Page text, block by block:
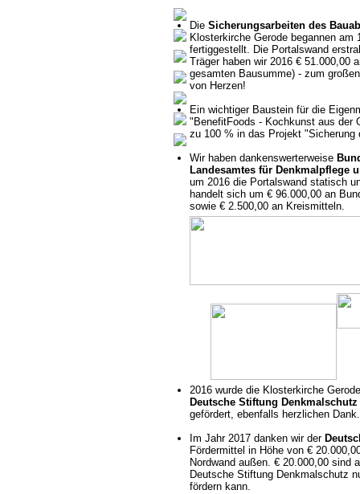
Die Sicherungsarbeiten des
Klosterkirche Gerode begannen am
fertiggestellt. Die Portalswand
Träger haben wir 2016 € 51.000,00
gesamten Bausumme) - zum
von Herzen!
Ein wichtiger Baustein für die
"BenefitFoods - Kochkunst aus der
zu 100 % in das Projekt
Wir haben dankenswerterweise
Landesamtes für Denkmalpflege
um 2016 die Portalswand statisch
handelt sich um € 96.000,00 an
sowie € 2.500,00 an Kreismitteln.
2016 wurde die Klosterkirche
Deutsche Stiftung Denkmalschutz
gefördert, ebenfalls herzlichen Dank.
Im Jahr 2017 danken wir der
Fördermittel in Höhe von €
Nordwand außen. € 20.000,00 sind
Deutsche Stiftung Denkmalschutz
fördern kann.